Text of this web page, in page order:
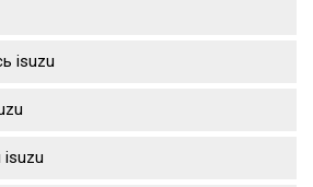
isuzu